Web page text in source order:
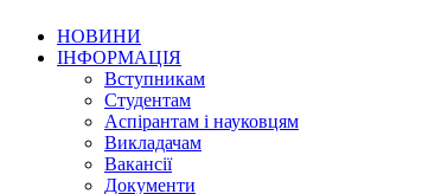
НОВИНИ
ІНФОРМАЦІЯ
Вступникам
Студентам
Аспірантам і науковцям
Викладачам
Вакансії
Документи